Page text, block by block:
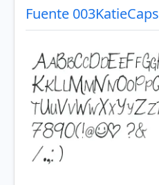
Fuente 003KatieCaps